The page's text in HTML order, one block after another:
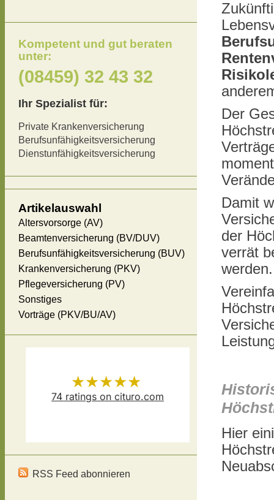
Der
Damit
der
verrät
werden.
Hier
Kompetent und gut beraten
unter:
(08459) 32 43 32
Ihr Spezialist für:
Private Krankenversicherung
Berufsunfähigkeitsversicherung
Dienstunfähigkeitsversicherung
Artikelauswahl
Altersvorsorge (AV)
Beamtenversicherung (BV/DUV)
Berufsunfähigkeitsversicherung (BUV)
Krankenversicherung (PKV)
Pflegeversicherung (PV)
Sonstiges
Vorträge (PKV/BU/AV)
Schösserhas
★★★★★
74 ratings on cituro.com
RSS Feed abonnieren